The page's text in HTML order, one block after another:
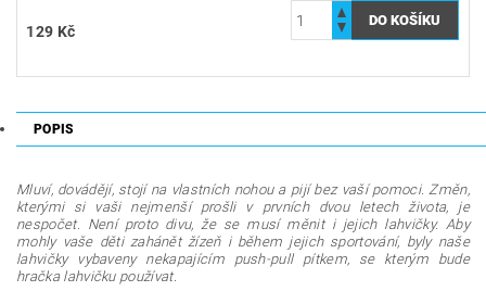
129 Kč
POPIS
Mluví, dovádějí, stojí na vlastních nohou a pijí bez vaší pomoci. Změn,
kterými si vaši nejmenší prošli v prvních dvou letech života, je
nespočet. Není proto divu, že se musí měnit i jejich lahvičky. Aby
mohly vaše děti zahánět žízeň i během jejich sportování, byly naše
lahvičky vybaveny nekapajícím push-pull pítkem, se kterým bude
hračka lahvičku používat.